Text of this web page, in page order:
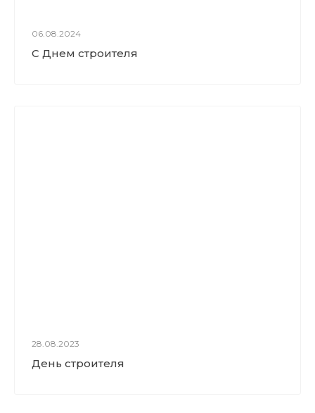
06.08.2024
С Днем строителя
28.08.2023
День строителя